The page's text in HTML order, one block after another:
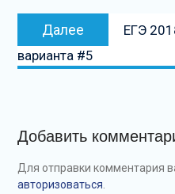
Далее
запись
ЕГЭ
варианта #5
Добавить
Для отправки комментария
авторизоваться